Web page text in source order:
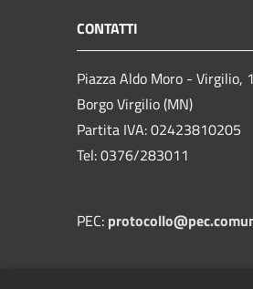
CONTATTI
Piazza Aldo Moro - Virgilio,
Borgo Virgilio (MN)
Partita IVA: 02423810205
Tel: 0376/283011
PEC: